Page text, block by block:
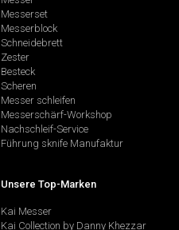
Messerset
Messerblock
Schneidebrett
Zester
Besteck
Scheren
Messer schleifen
Messerschärf-Workshop
Nachschleif-Service
Führung sknife Manufaktur
Unsere Top-Marken
Kai Messer
Kai Collection by Danny Khezzar